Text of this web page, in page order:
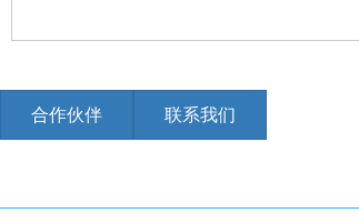
合作伙伴 联系我们